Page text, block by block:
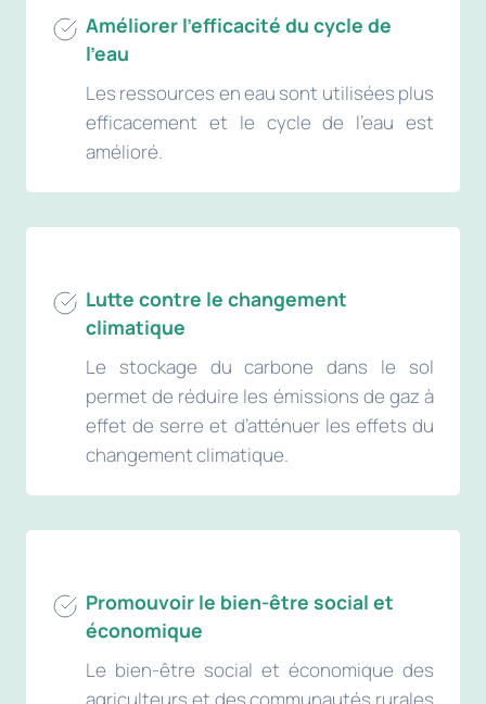
Améliorer l’efficacité du cycle de
l’eau
Les ressources en eau sont utilisées plus
efficacement et le cycle de l’eau est
amélioré.
Lutte contre le changement
climatique
Le stockage du carbone dans le sol
permet de réduire les émissions de gaz à
effet de serre et d’atténuer les effets du
changement climatique.
Promouvoir le bien-être social et
économique
Le bien-être social et économique des